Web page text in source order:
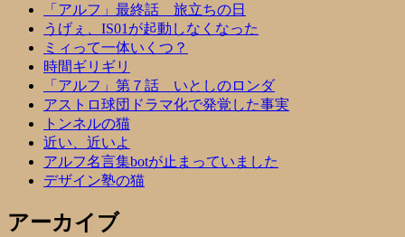
「アルフ」最終話 旅立ちの日
うげぇ、IS01が起動しなくなった
ミィって一体いくつ？
時間ギリギリ
「アルフ」第７話 いとしのロンダ
アストロ球団ドラマ化で発覚した事実
トンネルの猫
近い、近いよ
アルフ名言集botが止まっていました
デザイン塾の猫
アーカイブ